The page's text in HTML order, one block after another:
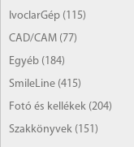
IvoclarGép (115)
CAD/CAM (77)
Egyéb (184)
SmileLine (415)
Fotó és kellékek (204)
Szakkönyvek (151)